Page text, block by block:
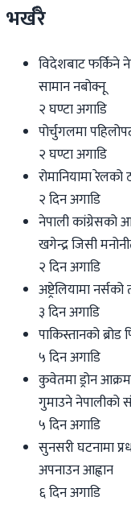
भर्खरै
विदेशबाट फर्किने
सामान नबोक्नू
२ घण्टा अगाडि
पोर्चुगलमा
२ घण्टा अगाडि
रोमानियामा
२ दिन अगाडि
नेपाली कांग्रेसको
खगेन्द्र जिसी
२ दिन अगाडि
अष्ट्रेलियामा
३ दिन अगाडि
पाकिस्तानको
५ दिन अगाडि
कुवेतमा ड्रोन
गुमाउने नेपालीको
५ दिन अगाडि
सुनसरी घटनामा
अपनाउन आह्वान
६ दिन अगाडि